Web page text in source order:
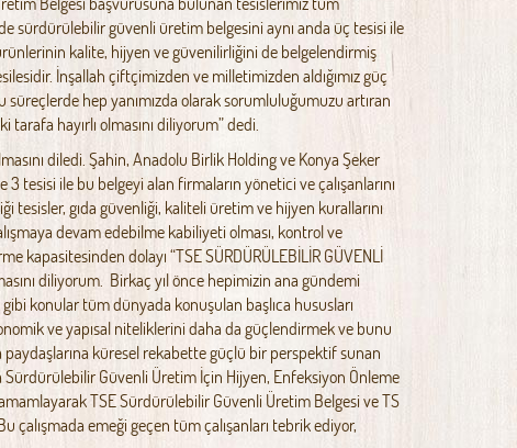
sürdürülebilir güvenli üretim belgesini aynı anda üç tesisi ile
kalite, hijyen ve güvenilirliğini de belgelendirmiş
İnşallah çiftçimizden ve milletimizden aldığımız güç
hep yanımızda olarak sorumluluğumuzu artıran
hayırlı olmasını diliyorum” dedi.
diledi. Şahin, Anadolu Birlik Holding ve Konya Şeker
tesisi ile bu belgeyi alan firmaların yönetici ve çalışanlarını
tesisler, gıda güvenliği, kaliteli üretim ve hijyen kurallarını
devam edebilme kabiliyeti olması, kontrol ve
kapasitesinden dolayı “TSE SÜRDÜRÜLEBİLİR GÜVENLİ
diliyorum. Birkaç yıl önce hepimizin ana gündemi
konular tüm dünyada konuşulan başlıca hususları
ve yapısal niteliklerini daha da güçlendirmek ve bunu
paydaşlarına küresel rekabette güçlü bir perspektif sunan
Güvenli Üretim İçin Hijyen, Enfeksiyon Önleme
TSE Sürdürülebilir Güvenli Üretim Belgesi ve TS
çalışmada emeği geçen tüm çalışanları tebrik ediyor,